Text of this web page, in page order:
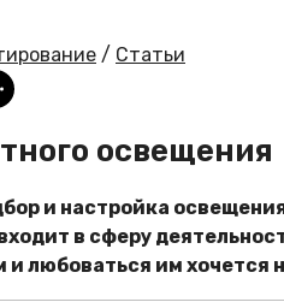
/ Статьи
освещения
и настройка
в сферу
любоваться им хочется